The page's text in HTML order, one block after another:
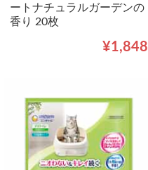
ートナチュラルガーデンの
香り 20枚
¥1,848